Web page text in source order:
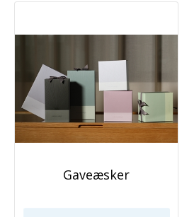
Gaveæsker